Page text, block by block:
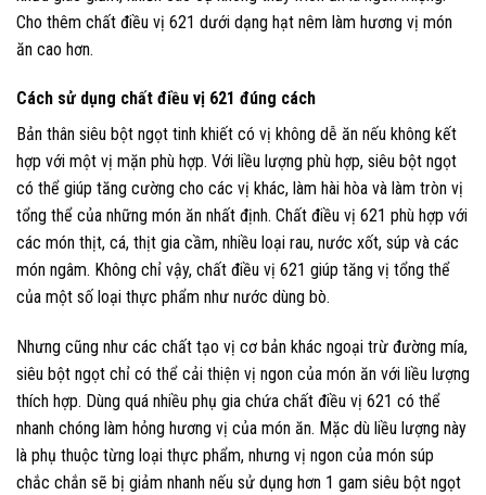
Cho thêm chất điều vị 621 dưới dạng hạt nêm làm hương vị món
ăn cao hơn.
Cách sử dụng chất điều vị 621 đúng cách
Bản thân siêu bột ngọt tinh khiết có vị không dễ ăn nếu không kết
hợp với một vị mặn phù hợp. Với liều lượng phù hợp, siêu bột ngọt
có thể giúp tăng cường cho các vị khác, làm hài hòa và làm tròn vị
tổng thể của những món ăn nhất định. Chất điều vị 621 phù hợp với
các món thịt, cá, thịt gia cầm, nhiều loại rau, nước xốt, súp và các
món ngâm. Không chỉ vậy, chất điều vị 621 giúp tăng vị tổng thể
của một số loại thực phẩm như nước dùng bò.
Nhưng cũng như các chất tạo vị cơ bản khác ngoại trừ đường mía,
siêu bột ngọt chỉ có thể cải thiện vị ngon của món ăn với liều lượng
thích hợp. Dùng quá nhiều phụ gia chứa chất điều vị 621 có thể
nhanh chóng làm hỏng hương vị của món ăn. Mặc dù liều lượng này
là phụ thuộc từng loại thực phẩm, nhưng vị ngon của món súp
chắc chắn sẽ bị giảm nhanh nếu sử dụng hơn 1 gam siêu bột ngọt